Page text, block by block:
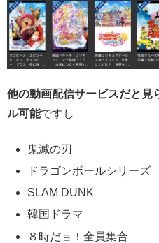
他の動画配信サービスだと見
ル可能ですし
鬼滅の刃
ドラゴンボールシリーズ
SLAM DUNK
韓国ドラマ
８時だョ！全員集合